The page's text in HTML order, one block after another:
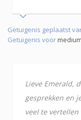
Getuigenis geplaatst
Getuigenis voor
Lieve Emerald,
gesprekken en
veel te